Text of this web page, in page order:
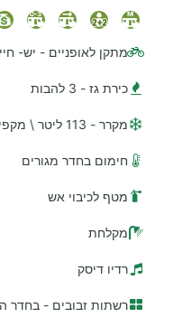
מתקן לאופניים - יש-
כירת גז - 3 להבות
מקרר - 113 ליטר \ מקפיא 14 ליטר\ מופעל ב12V-220V-גז
חימום בחדר מגורים
מטף לכיבוי אש
מקלחת
רדיו דיסק
רשתות זבובים - בחדר